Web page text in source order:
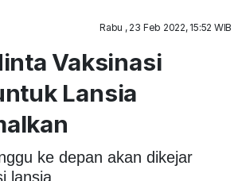
Rabu , 23 Feb 2022, 15:52 WIB
Vaksinasi
Lansia
ke depan akan dikejar
lansia